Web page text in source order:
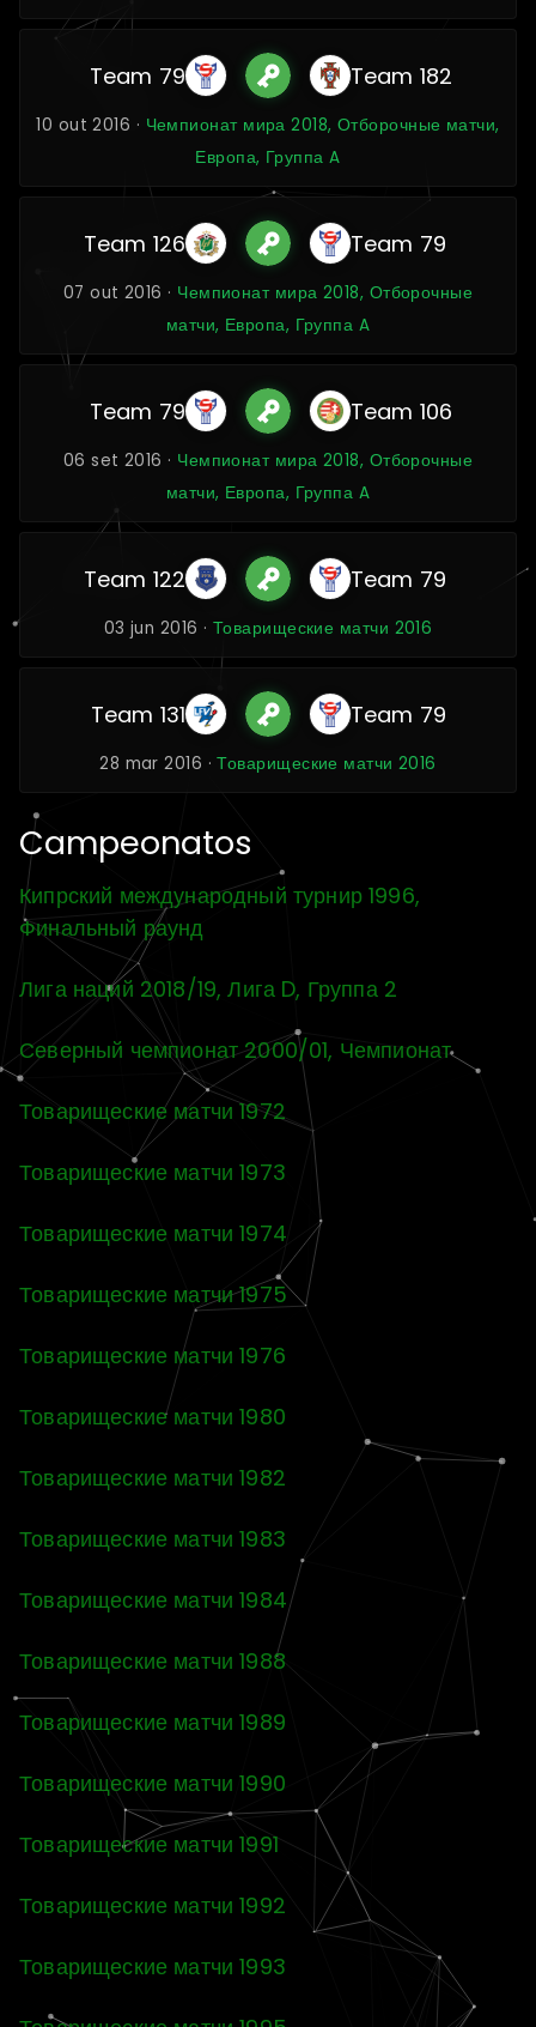
Team 79 Team 182
10 out 2016 · Чемпионат мира 2018, Отборочные матчи,
Европа, Группа A
Team 126 Team 79
07 out 2016 · Чемпионат мира 2018, Отборочные
матчи, Европа, Группа A
Team 79 Team 106
06 set 2016 · Чемпионат мира 2018, Отборочные
матчи, Европа, Группа A
Team 122 Team 79
03 jun 2016 · Товарищеские матчи 2016
Team 131 Team 79
28 mar 2016 ·Товарищеские матчи 2016
Campeonatos
Кипрский международный турнир 1996,
Финальный раунд
Лига наций 2018/19, Лига D, Группа 2
Северный чемпионат 2000/01, Чемпионат
Товарищеские матчи 1972
Товарищеские матчи 1973
Товарищеские матчи 1974
Товарищеские матчи 1975
Товарищеские матчи 1976
Товарищеские матчи 1980
Товарищеские матчи 1982
Товарищеские матчи 1983
Товарищеские матчи 1984
Товарищеские матчи 1988
Товарищеские матчи 1989
Товарищеские матчи 1990
Товарищеские матчи 1991
Товарищеские матчи 1992
Товарищеские матчи 1993